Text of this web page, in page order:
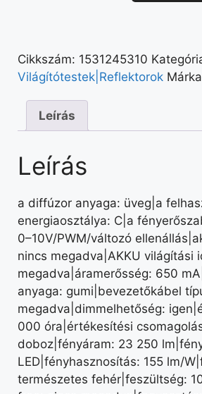
Cikkszám: 1531245310
Világítótestek|Reflektorok
Leírás
Leírás
a diffúzor anyaga: üveg|a
energiaosztálya: C|a
0–10V/PWM/változó
nincs megadva|AKKU világítási
megadva|áramerősség: 650
anyaga: gumi|bevezetőkábel
megadva|dimmelhetőség:
000 óra|értékesítési
doboz|fényáram: 23 250
LED|fényhasznosítás: 155 lm/
természetes fehér|feszültség: